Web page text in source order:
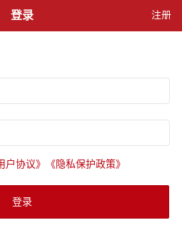
登录 注册
户协议》 《隐私保护政策》
登录